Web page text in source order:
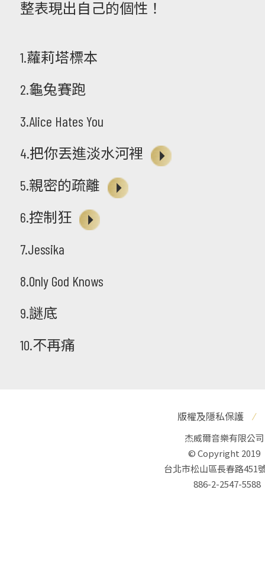
整表現出自己的個性！
1.蘿莉塔標本
2.龜兔賽跑
3.Alice Hates You
4.把你丟進淡水河裡
5.親密的疏離
6.控制狂
7.Jessika
8.Only God Knows
9.謎底
10.不再痛
版權及隱私保護 ⁄
杰威爾音樂有限公司
© Copyright 2019
台北市松山區長春路451
886-2-2547-5588